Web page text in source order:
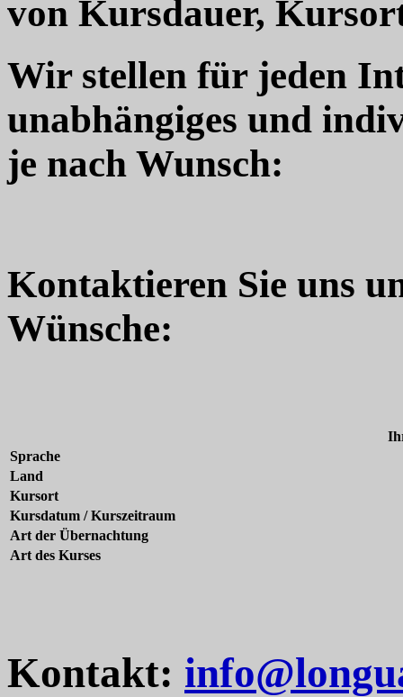
von Kursdauer,
Wir stellen für jeden
unabhängiges und
je nach Wunsch:
Kontaktieren Sie uns
Wünsche:
Sprache
Land
Kursort
Kursdatum / Kurszeitraum
Art der Übernachtung
Art des Kurses
Kontakt: